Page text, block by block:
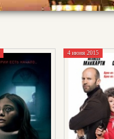
4 июня 2015